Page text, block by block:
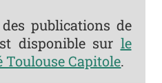
publications de
disponible sur le
Capitole.